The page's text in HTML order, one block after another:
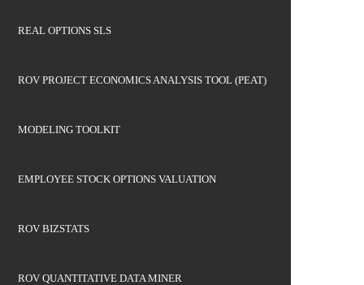
REAL OPTIONS SLS
ROV PROJECT ECONOMICS ANALYSIS TOOL (PEAT)
MODELING TOOLKIT
EMPLOYEE STOCK OPTIONS VALUATION
ROV BIZSTATS
ROV QUANTITATIVE DATA MINER